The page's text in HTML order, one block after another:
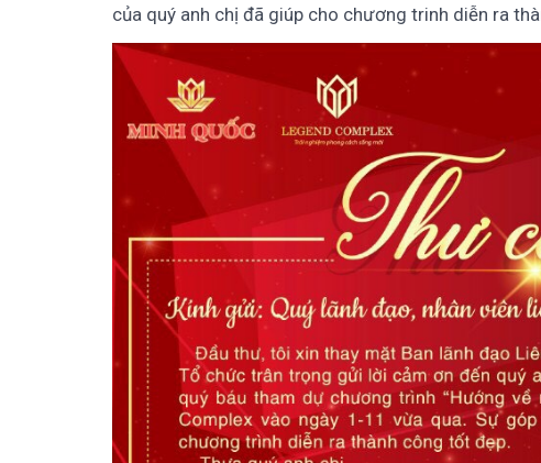
của quý anh chị đã giúp cho chương trinh diễn ra